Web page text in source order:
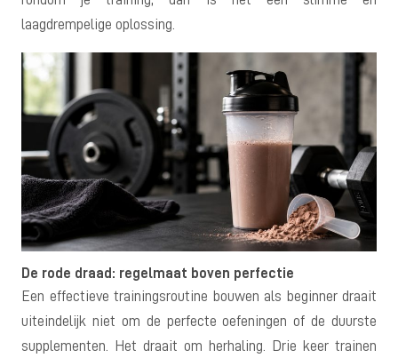
laagdrempelige oplossing.
De rode draad: regelmaat boven perfectie
Een effectieve trainingsroutine bouwen als beginner draait
uiteindelijk niet om de perfecte oefeningen of de duurste
supplementen. Het draait om herhaling. Drie keer trainen